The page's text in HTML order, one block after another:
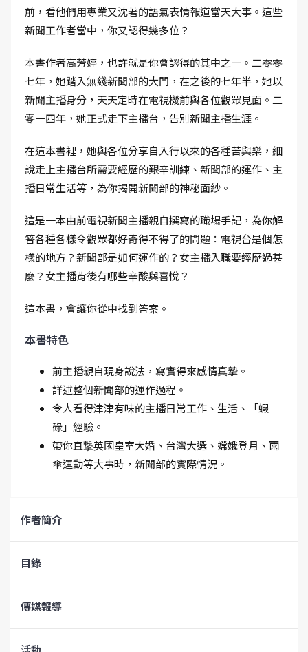
前，看他們用專業又沈著的語氣表情報道當天大事。這些
新聞工作者當中，你又認得幾多位？
本書作者高芳婷，也許就是你會認得的其中之一。二零零
七年，她踏入無綫新聞部的大門，在之後的七年半，她以
新聞主播身分，天天定時在電視機前與各位觀眾見面。二
零一四年，她正式走下主播台，告別新聞主播生涯。
在這本書裡，她與各位分享自入行以來的各種苦與樂，細
說走上主播台所需要經歷的艱辛訓練、新聞部的運作、主
播日常生活等，為你揭開新聞部的神秘面紗。
這是一本由前電視新聞主播親自撰寫的職場手記，為你解
答各種各樣令觀眾都好奇得不得了的問題：電視台是個怎
樣的地方？新聞部是如何運作的？女主播入職要經歷過甚
麼？女主播背後有哪些辛酸與喜悅？
這本書，會讓你從中找到答案。
本書特色
前主播親自現身說法，寫實得來感情真摯。
詳述整個新聞部的運作過程。
令人看得津津有味的主播日常工作、生活、「蝦
碌」經驗。
帶你直撃英國皇室大婚、台灣大選、嫦娥登月、雨
傘運動等大事時，新聞部的實際情況。
作者簡介
目錄
傳媒報導